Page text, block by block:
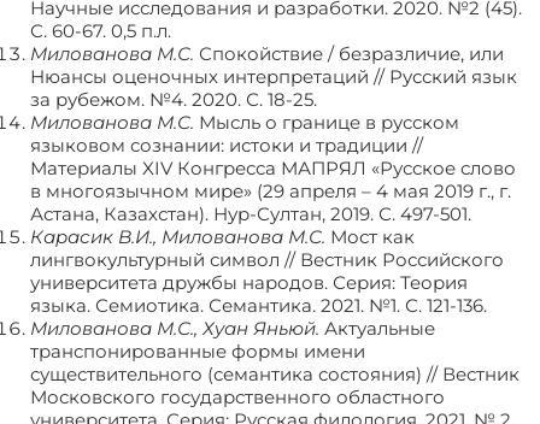
Научные исследования и разработки. 2020. №2 (45).
С. 60-67. 0,5 п.л.
Милованова М.С. Спокойствие / безразличие, или
Нюансы оценочных интерпретаций // Русский язык
за рубежом. №4. 2020. С. 18-25.
Милованова М.С. Мысль о границе в русском
языковом сознании: истоки и традиции //
Материалы XIV Конгресса МАПРЯЛ «Русское слово
в многоязычном мире» (29 апреля – 4 мая 2019 г., г.
Астана, Казахстан). Нур-Султан, 2019. С. 497-501.
Карасик В.И., Милованова М.С. Мост как
лингвокультурный символ // Вестник Российского
университета дружбы народов. Серия: Теория
языка. Семиотика. Семантика. 2021. №1. С. 121-136.
Милованова М.С., Хуан Яньюй. Актуальные
транспонированные формы имени
существительного (семантика состояния) // Вестник
Московского государственного областного